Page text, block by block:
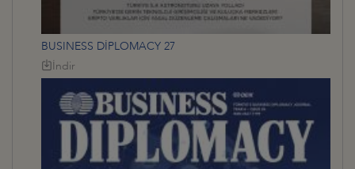
BUSINESS DİPLOMACY 27
İndir